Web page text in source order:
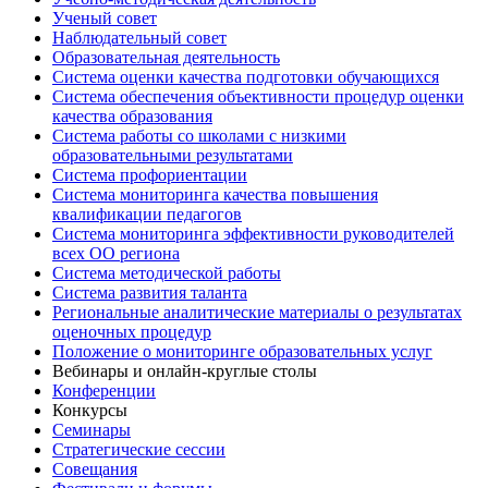
Ученый совет
Наблюдательный совет
Образовательная деятельность
Система оценки качества подготовки обучающихся
Система обеспечения объективности процедур оценки
качества образования
Система работы со школами с низкими
образовательными результатами
Система профориентации
Система мониторинга качества повышения
квалификации педагогов
Система мониторинга эффективности руководителей
всех ОО региона
Система методической работы
Система развития таланта
Региональные аналитические материалы о результатах
оценочных процедур
Положение о мониторинге образовательных услуг
Вебинары и онлайн-круглые столы
Конференции
Конкурсы
Семинары
Стратегические сессии
Совещания